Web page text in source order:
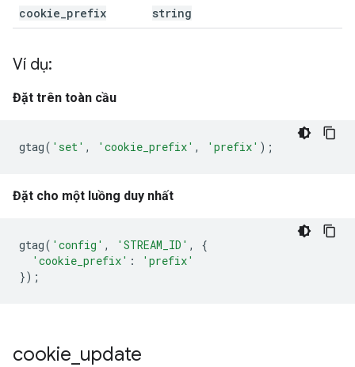
cookie prefix string
Ví dụ:
Đặt trên toàn cầu
gtag( 'set' , 'cookie_prefix' , 'prefix' );
Đặt cho một luồng duy nhất
gtag( 'config' , 'STREAM_ID' ,
{
'cookie_prefix' :
'prefix'
});
cookie update